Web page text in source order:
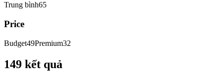
Trung bình65
Price
Budget49Premium32
149 kết quả